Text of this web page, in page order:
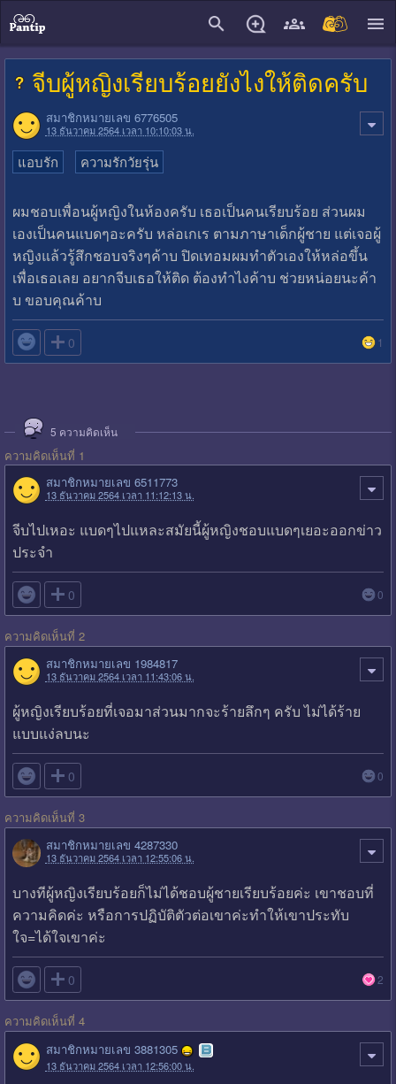
จีบผู้หญิงเรียบร้อยยังไงให้ติดครับ
สมาชิกหมายเลข 6776505
13 ธันวาคม 2564 เวลา 10:10:03 น.
แอบรัก ความรักวัยรุ่น
ผมชอบเพื่อนผู้หญิงในห้องครับ เธอเป็นคนเรียบร้อย ส่วนผม
เองเป็นคนแบดๆอะครับ หล่อเกเร ตามภาษาเด็กผู้ชาย แต่เจอผู้
หญิงแล้วรู้สึกชอบจริงๆค้าบ ปิดเทอมผมทำตัวเองให้หล่อขึ้น
เพื่อเธอเลย อยากจีบเธอให้ติด ต้องทำไงค้าบ ช่วยหน่อยนะค้า
บ ขอบคุณค้าบ
 0 1
5 ความคิดเห็น
ความคิดเห็นที่ 1
สมาชิกหมายเลข 6511773
13 ธันวาคม 2564 เวลา 11:12:13 น.
จีบไปเหอะ แบดๆไปแหละสมัยนี้ผู้หญิงชอบแบดๆเยอะออกข่าว
ประจำ
 0 0
ความคิดเห็นที่ 2
สมาชิกหมายเลข 1984817
13 ธันวาคม 2564 เวลา 11:43:06 น.
ผู้หญิงเรียบร้อยที่เจอมาส่วนมากจะร้ายลึกๆ ครับ ไม่ได้ร้าย
แบบแง่ลบนะ
 0 0
ความคิดเห็นที่ 3
สมาชิกหมายเลข 4287330
13 ธันวาคม 2564 เวลา 12:55:06 น.
บางทีผู้หญิงเรียบร้อยก็ไม่ได้ชอบผู้ชายเรียบร้อยค่ะ เขาชอบที่
ความคิดค่ะ หรือการปฏิบัติตัวต่อเขาค่ะทำให้เขาประทับ
ใจ=ได้ใจเขาค่ะ
 0 2
ความคิดเห็นที่ 4
สมาชิกหมายเลข 3881305
13 ธันวาคม 2564 เวลา 12:56:00 น.
close